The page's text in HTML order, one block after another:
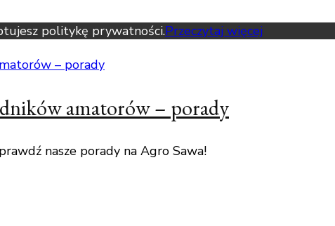
politykę prywatności.Przeczytaj więcej
amatorów – porady
nasze porady na Agro Sawa!